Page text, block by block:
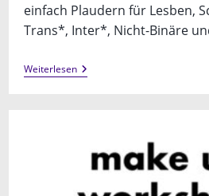
einfach Plaudern für Lesben,
Trans*, Inter*, Nicht-Binäre
WeiterlesenCheers
Queers